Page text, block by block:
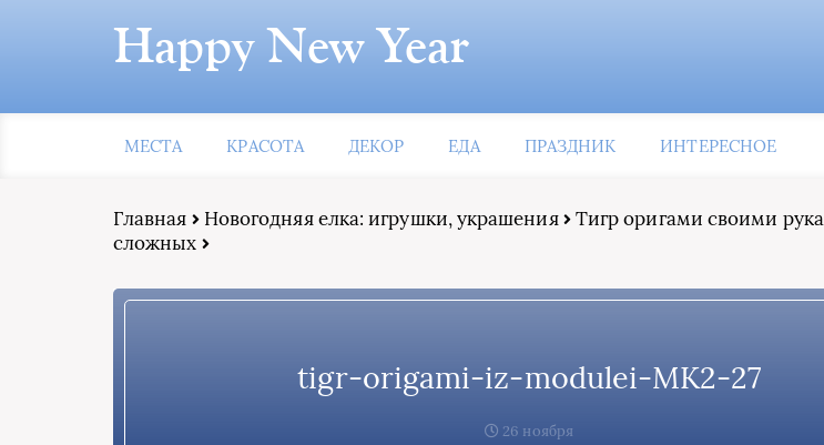
Happy New Year
МЕСТА КРАСОТА ДЕКОР ЕДА ПРАЗДНИК ИНТЕРЕСНОЕ
Главная Новогодняя елка: игрушки, украшения
Тигр оригами своими
сложных
tigr-origami-iz-modulei-MK2-27
26 ноября